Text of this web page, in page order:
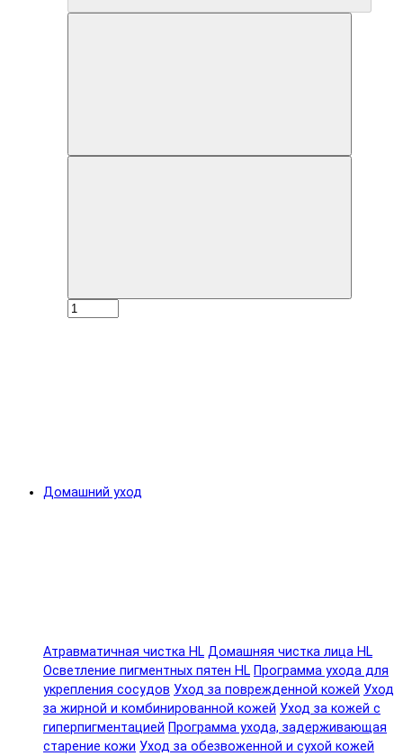
Домашний уход
Атравматичная чистка HL Домашняя чистка лица HL
Осветление пигментных пятен HL Программа ухода для
укрепления сосудов Уход за поврежденной кожей Уход
за жирной и комбинированной кожей Уход за кожей с
гиперпигментацией Программа ухода, задерживающая
старение кожи Уход за обезвоженной и сухой кожей